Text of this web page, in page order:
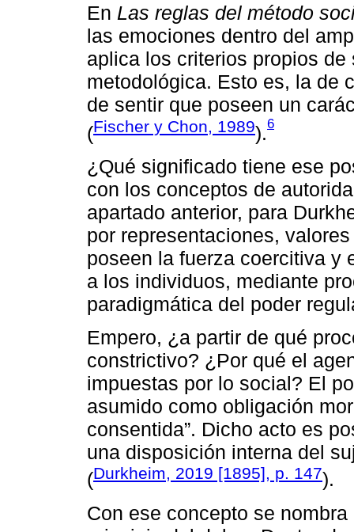
En Las reglas del método
las emociones dentro del
aplica los criterios propios
metodológica. Esto es, la de
de sentir que poseen un
(Fischer y Chon, 1989).6
¿Qué significado tiene ese
con los conceptos de
apartado anterior, para
por representaciones,
poseen la fuerza coercitiva y
a los individuos, mediante
paradigmática del poder
Empero, ¿a partir de qué
constrictivo? ¿Por qué el
impuestas por lo social? El
asumido como obligación
consentida”. Dicho acto es
una disposición interna del
(Durkheim, 2019 [1895], p. 147).
Con ese concepto se